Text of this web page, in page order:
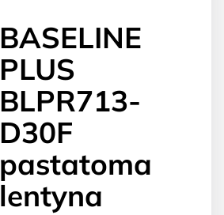
BASELINE
PLUS
BLPR713-
D30F
pastatoma
lentyna